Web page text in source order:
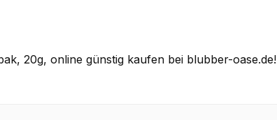
20g, online günstig kaufen bei blubber-oase.de!